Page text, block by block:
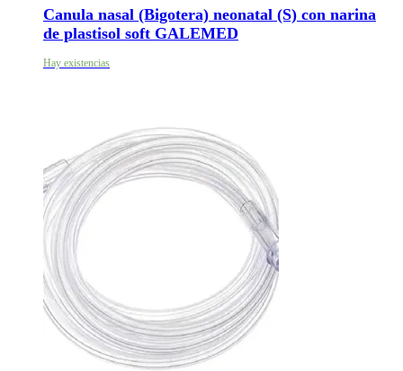
Canula nasal (Bigotera) neonatal (S) con narina
de plastisol soft GALEMED
Hay existencias